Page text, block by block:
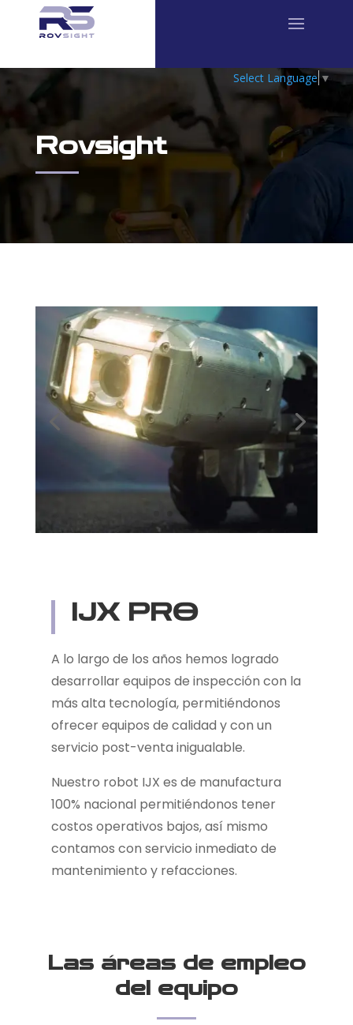
Select Language ▼
Rovsight
IJX PRO
A lo largo de los años hemos logrado
desarrollar equipos de inspección con la
más alta tecnología, permitiéndonos
ofrecer equipos de calidad y con un
servicio post-venta inigualable.
Nuestro robot IJX es de manufactura
100% nacional permitiéndonos tener
costos operativos bajos, así mismo
contamos con servicio inmediato de
mantenimiento y refacciones.
Las áreas de empleo
del equipo